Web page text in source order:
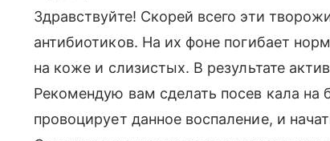
Здравствуйте! Скорей всего эти
антибиотиков. На их фоне погибает
на коже и слизистых. В результате
Рекомендую вам сделать посев кала на
провоцирует данное воспаление, и